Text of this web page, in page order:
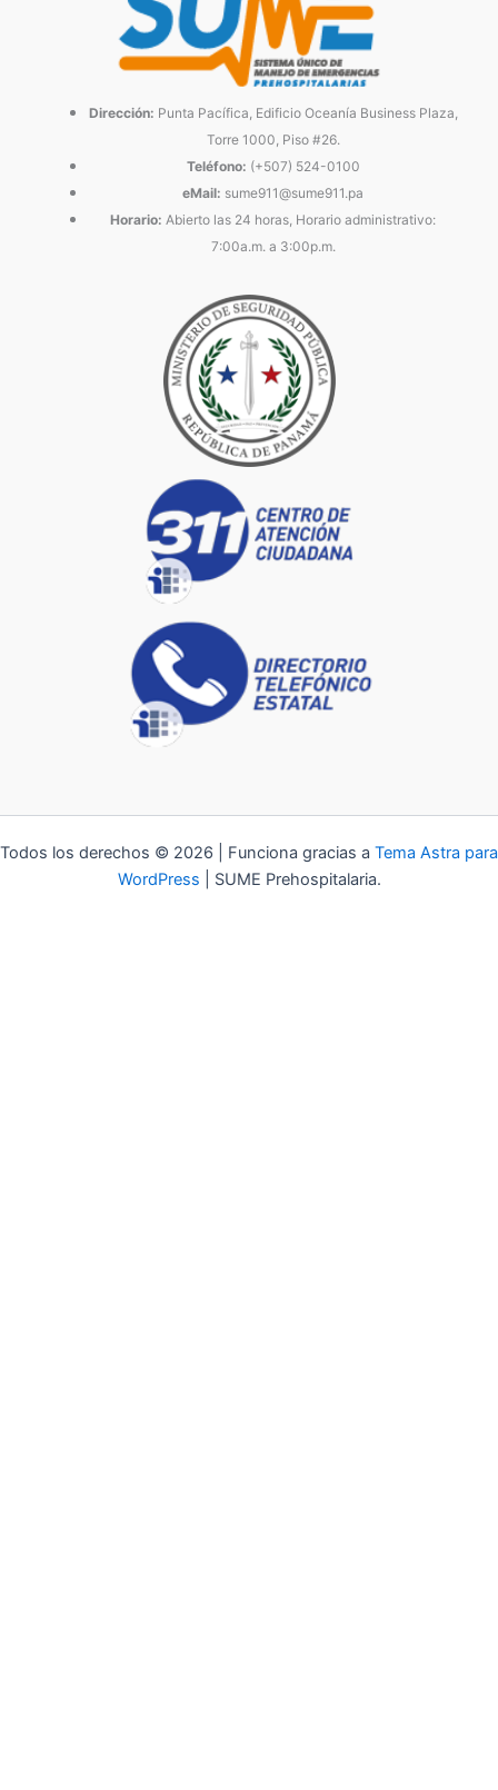
Dirección: Punta Pacífica, Edificio Oceanía Business Plaza,
Torre 1000, Piso #26.
Teléfono: (+507) 524-0100
eMail: sume911@sume911.pa
Horario: Abierto las 24 horas, Horario administrativo:
7:00a.m. a 3:00p.m.
Todos los derechos © 2026 | Funciona gracias a Tema Astra para
WordPress | SUME Prehospitalaria.